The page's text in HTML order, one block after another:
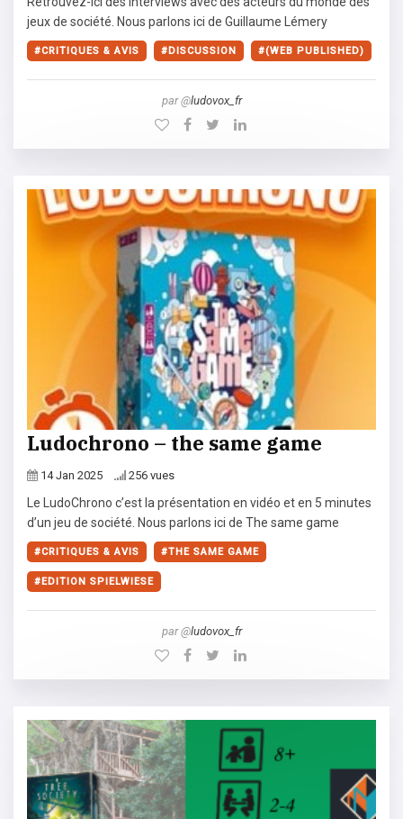
jeux de société. Nous parlons ici de Guillaume Lémery
CRITIQUES & AVIS DISCUSSION (WEB PUBLISHED)
par @ludovox_fr
Ludochrono – the same game
14 Jan 2025 256 vues
Le LudoChrono c’est la présentation en vidéo et en 5 minutes
d’un jeu de société. Nous parlons ici de The same game
CRITIQUES & AVIS THE SAME GAME
EDITION SPIELWIESE
par @ludovox_fr